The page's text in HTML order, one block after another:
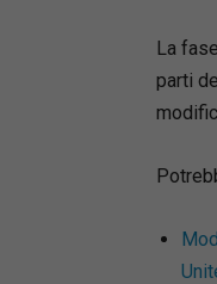
La
parti